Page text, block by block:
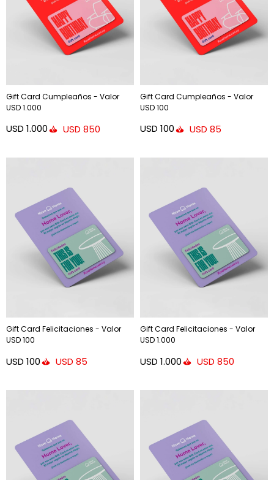
Gift Card Cumpleaños - Valor
USD 1.000
USD 1.000 USD 850
Gift Card Cumpleaños - Valor
USD 100
USD 100 USD 85
Gift Card Felicitaciones - Valor
USD 100
USD 100 USD 85
Gift Card Felicitaciones - Valor
USD 1.000
USD 1.000 USD 850